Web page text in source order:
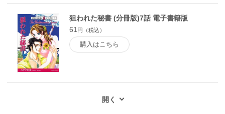
狙われた秘書 (分冊版)7話 電子書籍版
61 円（税込）
購入はこちら